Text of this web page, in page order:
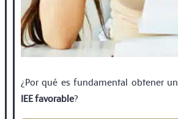
¿Por qué es fundamental obtener
IEE favorable?